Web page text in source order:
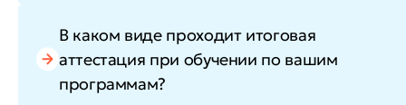
В каком виде проходит итоговая
аттестация при обучении по вашим
программам?